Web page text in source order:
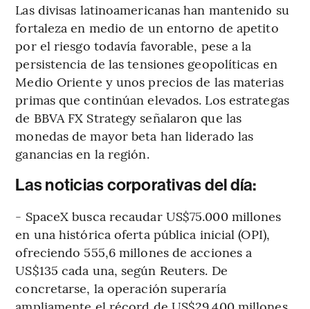
Las divisas latinoamericanas han mantenido su
fortaleza en medio de un entorno de apetito
por el riesgo todavía favorable, pese a la
persistencia de las tensiones geopolíticas en
Medio Oriente y unos precios de las materias
primas que continúan elevados. Los estrategas
de BBVA FX Strategy señalaron que las
monedas de mayor beta han liderado las
ganancias en la región.
Las noticias corporativas del día:
- SpaceX busca recaudar US$75.000 millones
en una histórica oferta pública inicial (OPI),
ofreciendo 555,6 millones de acciones a
US$135 cada una, según Reuters. De
concretarse, la operación superaría